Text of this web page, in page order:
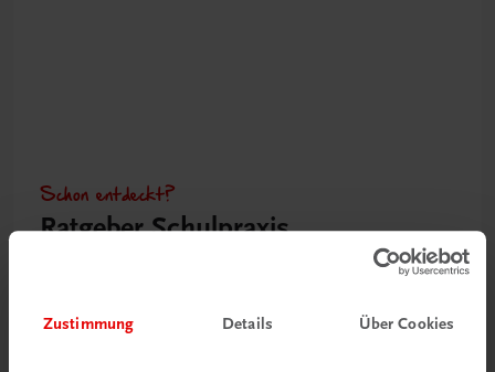
Zustimmung Details Über Cookies
Schon entdeckt?
Ratgeber Schulpraxis